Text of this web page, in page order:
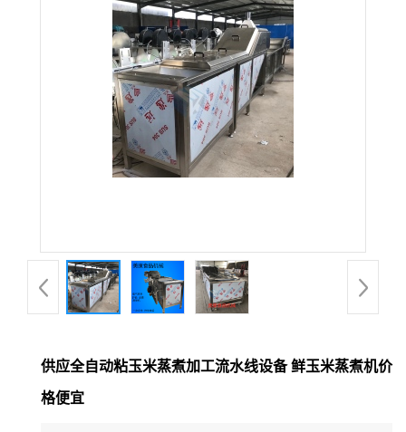
供应全自动粘玉米蒸煮加工流水线设备 鲜玉米蒸煮机价
格便宜